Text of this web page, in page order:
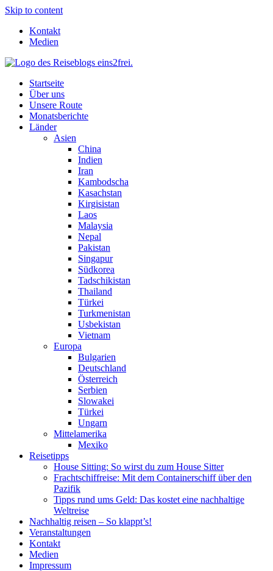
Skip to content
Kontakt
Medien
Startseite
Über uns
Unsere Route
Monatsberichte
Länder
Asien
China
Indien
Iran
Kambodscha
Kasachstan
Kirgisistan
Laos
Malaysia
Nepal
Pakistan
Singapur
Südkorea
Tadschikistan
Thailand
Türkei
Turkmenistan
Usbekistan
Vietnam
Europa
Bulgarien
Deutschland
Österreich
Serbien
Slowakei
Türkei
Ungarn
Mittelamerika
Mexiko
Reisetipps
House Sitting: So wirst du zum House Sitter
Frachtschiffreise: Mit dem Containerschiff über den
Pazifik
Tipps rund ums Geld: Das kostet eine nachhaltige
Weltreise
Nachhaltig reisen – So klappt’s!
Veranstaltungen
Kontakt
Medien
Impressum